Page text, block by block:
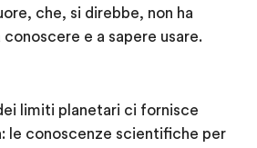
che, si direbbe, non ha
e a sapere usare.
limiti planetari ci fornisce
le conoscenze scientifiche per